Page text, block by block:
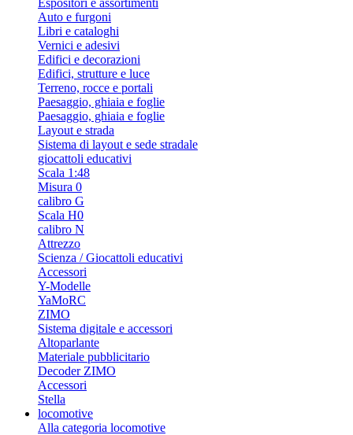
Espositori e assortimenti
Auto e furgoni
Libri e cataloghi
Vernici e adesivi
Edifici e decorazioni
Edifici, strutture e luce
Terreno, rocce e portali
Paesaggio, ghiaia e foglie
Paesaggio, ghiaia e foglie
Layout e strada
Sistema di layout e sede stradale
giocattoli educativi
Scala 1:48
Misura 0
calibro G
Scala H0
calibro N
Attrezzo
Scienza / Giocattoli educativi
Accessori
Y-Modelle
YaMoRC
ZIMO
Sistema digitale e accessori
Altoparlante
Materiale pubblicitario
Decoder ZIMO
Accessori
Stella
locomotive
Alla categoria locomotive